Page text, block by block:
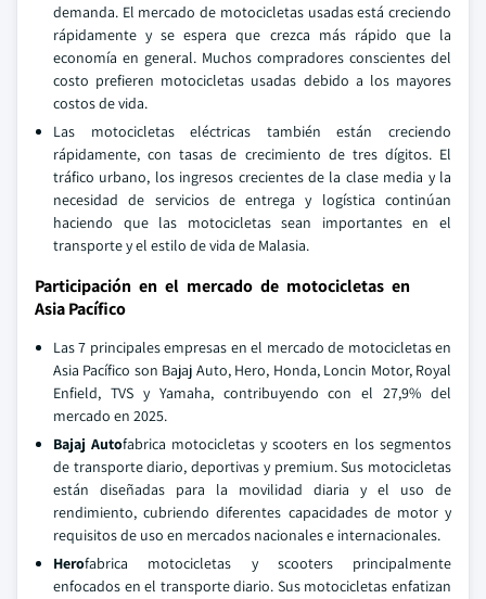
demanda. El mercado de motocicletas usadas está creciendo
rápidamente y se espera que crezca más rápido que la
economía en general. Muchos compradores conscientes del
costo prefieren motocicletas usadas debido a los mayores
costos de vida.
Las motocicletas eléctricas también están creciendo
rápidamente, con tasas de crecimiento de tres dígitos. El
tráfico urbano, los ingresos crecientes de la clase media y la
necesidad de servicios de entrega y logística continúan
haciendo que las motocicletas sean importantes en el
transporte y el estilo de vida de Malasia.
Participación en el mercado de motocicletas en
Asia Pacífico
Las 7 principales empresas en el mercado de motocicletas en
Asia Pacífico son Bajaj Auto, Hero, Honda, Loncin Motor, Royal
Enfield, TVS y Yamaha, contribuyendo con el 27,9% del
mercado en 2025.
Bajaj Autofabrica motocicletas y scooters en los segmentos
de transporte diario, deportivas y premium. Sus motocicletas
están diseñadas para la movilidad diaria y el uso de
rendimiento, cubriendo diferentes capacidades de motor y
requisitos de uso en mercados nacionales e internacionales.
Herofabrica motocicletas y scooters principalmente
enfocados en el transporte diario. Sus motocicletas enfatizan